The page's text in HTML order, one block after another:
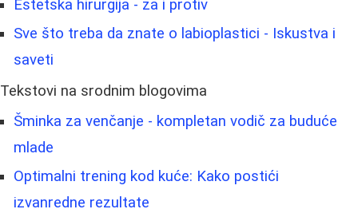
Estetska hirurgija - za i protiv
Sve što treba da znate o labioplastici - Iskustva i
saveti
Tekstovi na srodnim blogovima
Šminka za venčanje - kompletan vodič za buduće
mlade
Optimalni trening kod kuće: Kako postići
izvanredne rezultate